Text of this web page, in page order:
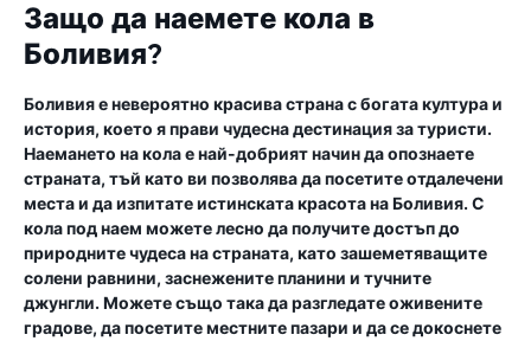
Защо да наемете кола в
Боливия?
Боливия е невероятно красива страна с богата култура и
история, което я прави чудесна дестинация за туристи.
Наемането на кола е най-добрият начин да опознаете
страната, тъй като ви позволява да посетите отдалечени
места и да изпитате истинската красота на Боливия. С
кола под наем можете лесно да получите достъп до
природните чудеса на страната, като зашеметяващите
солени равнини, заснежените планини и тучните
джунгли. Можете също така да разгледате оживените
градове, да посетите местните пазари и да се докоснете